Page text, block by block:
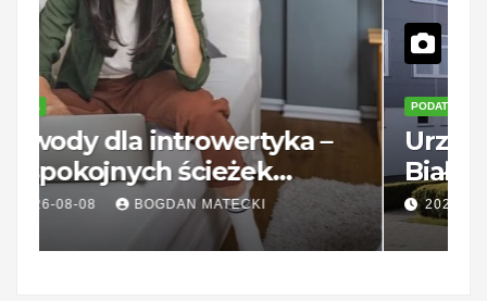
PRACA
Zawody dla introwertyka –
12 spokojnych ścieżek
kariery unerquicklich
2026-08-08 BOGDAN MATECKI